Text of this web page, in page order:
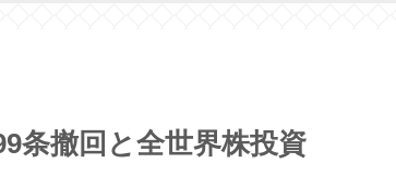
条撤回と全世界株投資